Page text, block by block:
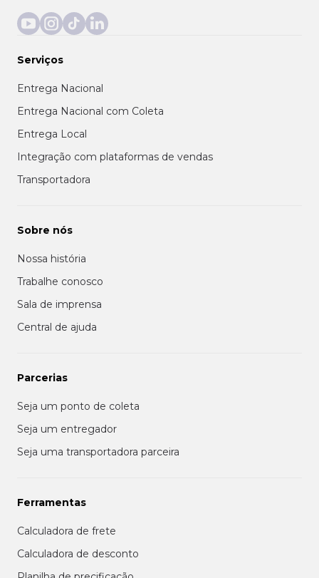
Serviços
Entrega Nacional
Entrega Nacional com Coleta
Entrega Local
Integração com plataformas de vendas
Transportadora
Sobre nós
Nossa história
Trabalhe conosco
Sala de imprensa
Central de ajuda
Parcerias
Seja um ponto de coleta
Seja um entregador
Seja uma transportadora parceira
Ferramentas
Calculadora de frete
Calculadora de desconto